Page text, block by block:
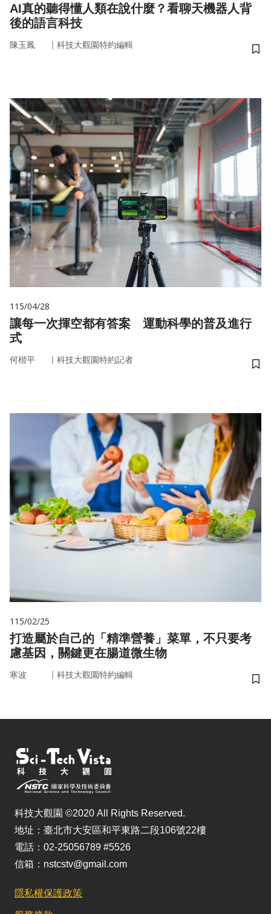
AI真的聽得懂人類在說什麼？看聊天機器人背
後的語言科技
陳玉鳳 ｜ 科技大觀園特約編輯
儲
115/04/28
讓每一次揮空都有答案 運動科學的普及進行
式
何楷平 ｜ 科技大觀園特約記者
儲
115/02/25
打造屬於自己的「精準營養」菜單，不只要考
慮基因，關鍵更在腸道微生物
寒波 ｜ 科技大觀園特約編輯
儲
科技大觀園 ©2020 All Rights Reserved.
地址：臺北市大安區和平東路二段106號22樓
電話：02-25056789 #5526
信箱：nstcstv@gmail.com
隱私權保護政策